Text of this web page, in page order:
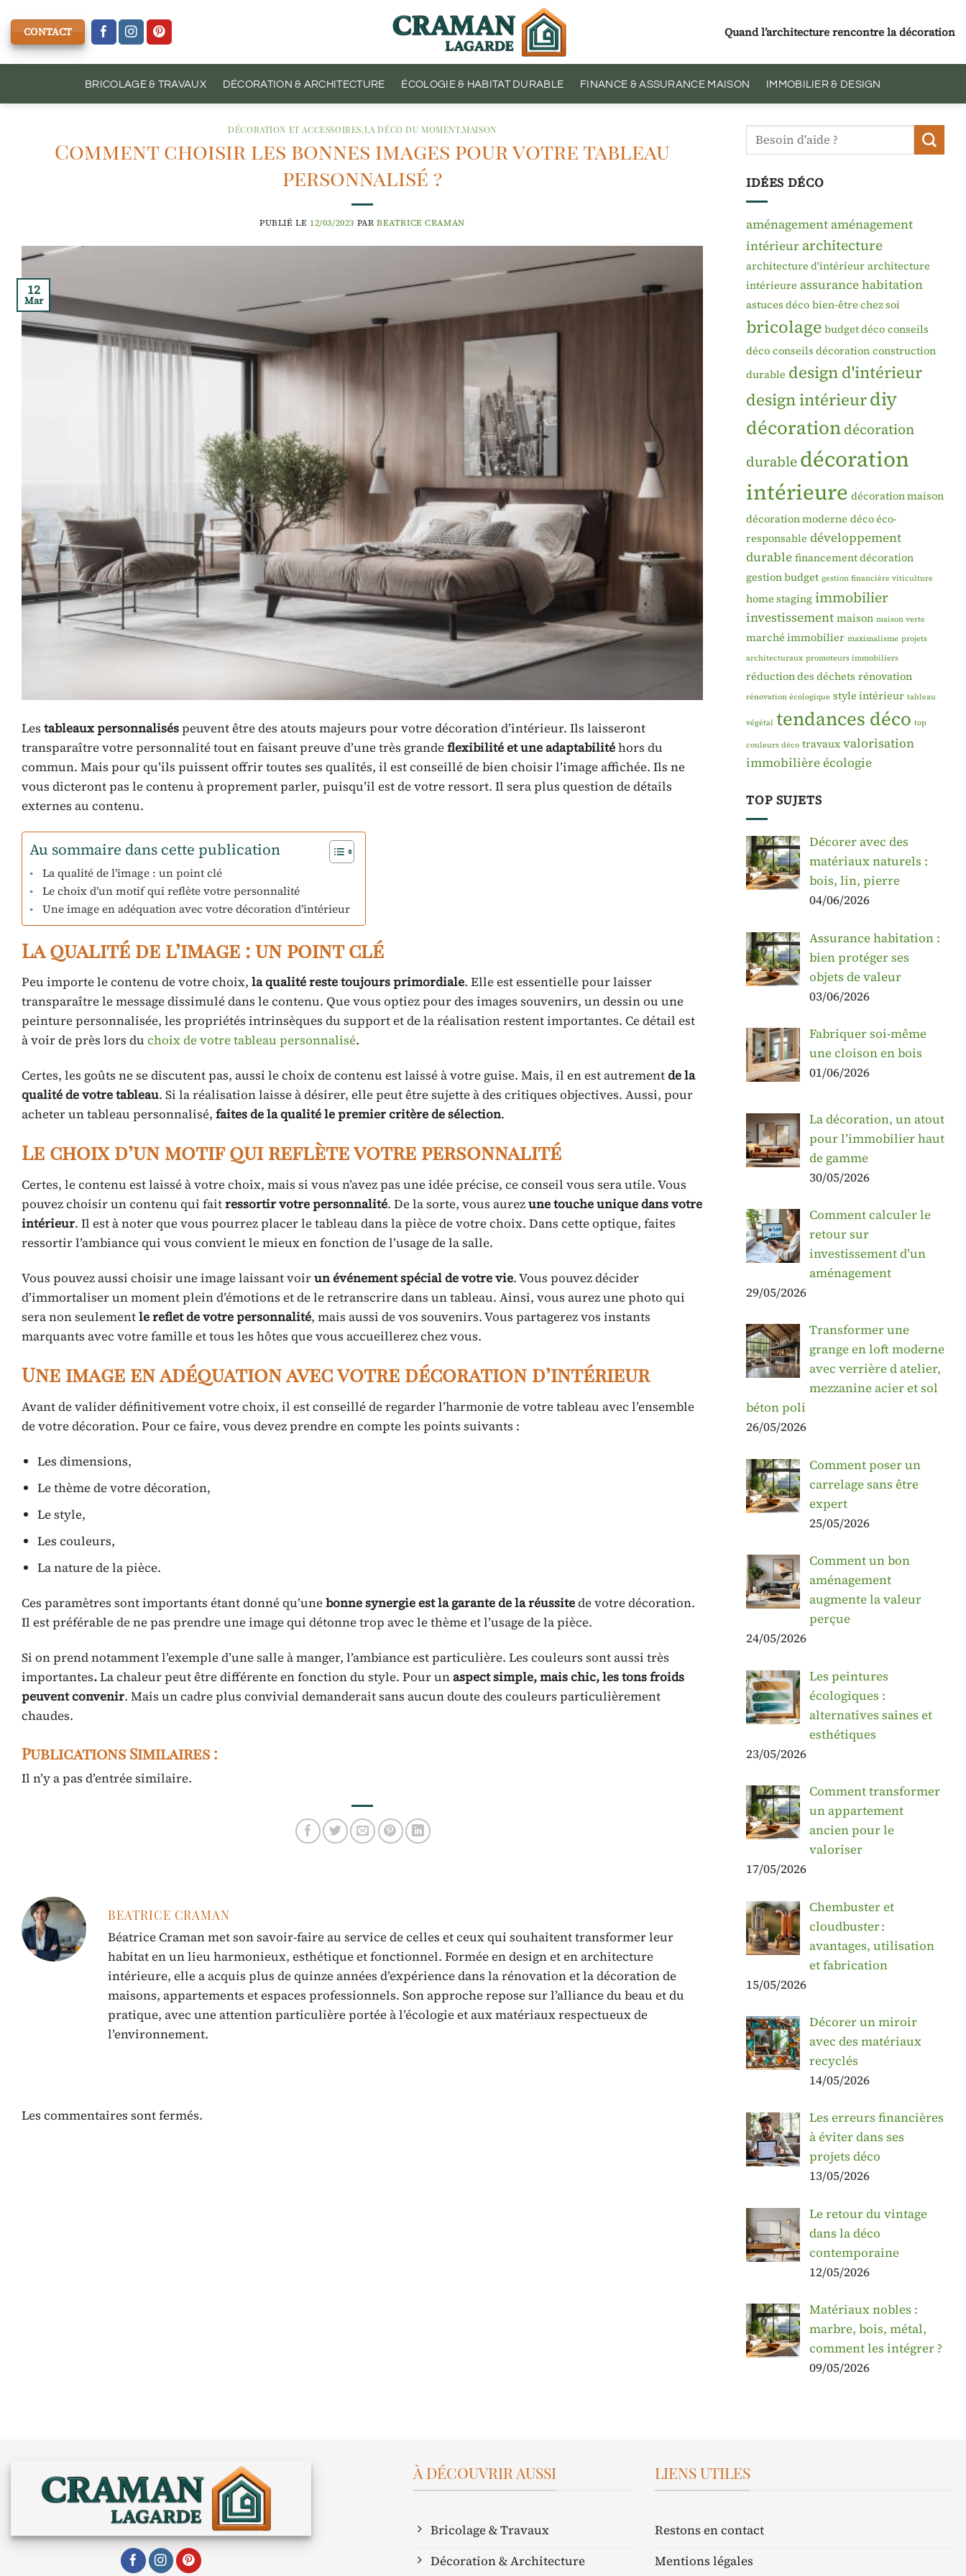
au
contenu
CONTACT Quand l’architecture rencontre la décoration
BRICOLAGE & TRAVAUX DÉCORATION & ARCHITECTURE ÉCOLOGIE & HABITAT DURABLE FINANCE & ASSURANCE MAISON IMMOBILIER & DESIGN
DÉCORATION ET ACCESSOIRES,LA DÉCO DU MOMENT,MAISON
Comment choisir les bonnes images pour votre tableau
personnalisé ?
PUBLIÉ LE 12/03/2023 PAR BEATRICE CRAMAN
12
Mar
Les tableaux personnaliséspeuvent être des atouts majeurs pour votre décoration d’intérieur. Ils laisseront
transparaître votre personnalité tout en faisant preuve d’une très grandeflexibilité et une adaptabilitéhors du
commun. Mais pour qu’ils puissent offrir toutes ses qualités, il est conseillé de bien choisir l’image affichée. Ils ne
vous dicteront pas le contenu à proprement parler, puisqu’il est de votre ressort. Il sera plus question de détails
externes au contenu.
Au sommaire dans cette publication
La qualité de l’image : un point clé
Le choix d’un motif qui reflète votre personnalité
Une image en adéquation avec votre décoration d’intérieur
La qualité de l’image : un point clé
Peu importe le contenu de votre choix, la qualité reste toujours primordiale. Elle est essentielle pour laisser
transparaître le message dissimulé dans le contenu. Que vous optiez pour des images souvenirs, un dessin ou une
peinture personnalisée, les propriétés intrinsèques du support et de la réalisation restent importantes. Ce détail est
à voir de près lors du choix de votre tableau personnalisé.
Certes, les goûts ne se discutent pas, aussi le choix de contenu est laissé à votre guise. Mais, il en est autrementde la
qualité de votre tableau. Si la réalisation laisse à désirer, elle peut être sujette à des critiques objectives. Aussi, pour
acheter un tableau personnalisé, faites de la qualité le premier critère de sélection.
Le choix d’un motif qui reflète votre personnalité
Certes, le contenu est laissé à votre choix, mais si vous n’avez pas une idée précise, ce conseil vous sera utile. Vous
pouvez choisir un contenu qui faitressortir votre personnalité. De la sorte, vous aurezune touche unique dans votre
intérieur. Il est à noter que vous pourrez placer le tableau dans la pièce de votre choix. Dans cette optique, faites
ressortir l’ambiance qui vous convient le mieux en fonction de l’usage de la salle.
Vous pouvez aussi choisir une image laissant voirun événement spécial de votre vie. Vous pouvez décider
d’immortaliser un moment plein d’émotions et de le retranscrire dans un tableau. Ainsi, vous aurez une photo qui
sera non seulementle reflet de votre personnalité, mais aussi de vos souvenirs. Vous partagerez vos instants
marquants avec votre famille et tous les hôtes que vous accueillerez chez vous.
Une image en adéquation avec votre décoration d’intérieur
Avant de valider définitivement votre choix, il est conseillé de regarder l’harmonie de votre tableau avec l’ensemble
de votre décoration. Pour ce faire, vous devez prendre en compte les points suivants :
Les dimensions,
Le thème de votre décoration,
Le style,
Les couleurs,
La nature de la pièce.
Ces paramètres sont importants étant donné qu’unebonne synergie est la garante de la réussitede votre décoration.
Il est préférable de ne pas prendre une image qui détonne trop avec le thème et l’usage de la pièce.
Si on prend notamment l’exemple d’une salle à manger, l’ambiance est particulière. Les couleurs sont aussi très
importantes.La chaleur peut être différente en fonction du style. Pour unaspect simple, mais chic, les tons froids
peuvent convenir. Mais un cadre plus convivial demanderait sans aucun doute des couleurs particulièrement
chaudes.
Publications Similaires :
Il n’y a pas d’entrée similaire.
BEATRICE CRAMAN
Béatrice Craman met son savoir-faire au service de celles et ceux qui souhaitent transformer leur
habitat en un lieu harmonieux, esthétique et fonctionnel. Formée en design et en architecture
intérieure, elle a acquis plus de quinze années d’expérience dans la rénovation et la décoration de
maisons, appartements et espaces professionnels. Son approche repose sur l’alliance du beau et du
pratique, avec une attention particulière portée à l’écologie et aux matériaux respectueux de
l’environnement.
Les commentaires sont fermés.
IDÉES DÉCO
aménagementaménagement
intérieur architecture
architecture d'intérieur architecture
intérieure assurance habitation
astuces déco bien-être chez soi
bricolage budget déco conseils
déco conseils décoration construction
durable design d'intérieur
design intérieurdiy
décorationdécoration
durabledécoration
intérieure décoration maison
décoration moderne déco éco-
responsable développement
durable financement décoration
gestion budget gestion financière viticulture
home staging immobilier
investissement maison maison verte
marché immobilier maximalisme projets
architecturaux promoteurs immobiliers
réduction des déchets rénovation
rénovation écologique style intérieur tableau
végétal tendances déco top
couleurs déco travaux valorisation
immobilièreécologie
TOP SUJETS
Décorer avec des
matériaux naturels :
bois, lin, pierre
04/06/2026
Assurance habitation :
bien protéger ses
objets de valeur
03/06/2026
Fabriquer soi-même
une cloison en bois
01/06/2026
La décoration, un atout
pour l’immobilier haut
de gamme
30/05/2026
Comment calculer le
retour sur
investissement d’un
aménagement
29/05/2026
Transformer une
grange en loft moderne
avec verrière d atelier,
mezzanine acier et sol
béton poli
26/05/2026
Comment poser un
carrelage sans être
expert
25/05/2026
Comment un bon
aménagement
augmente la valeur
perçue
24/05/2026
Les peintures
écologiques :
alternatives saines et
esthétiques
23/05/2026
Comment transformer
un appartement
ancien pour le
valoriser
17/05/2026
Chembuster et
cloudbuster :
avantages, utilisation
et fabrication
15/05/2026
Décorer un miroir
avec des matériaux
recyclés
14/05/2026
Les erreurs financières
à éviter dans ses
projets déco
13/05/2026
Le retour du vintage
dans la déco
contemporaine
12/05/2026
Matériaux nobles :
marbre, bois, métal,
comment les intégrer ?
09/05/2026
À DÉCOUVRIR AUSSI
Bricolage & Travaux
Décoration & Architecture
LIENS UTILES
Restons en contact
Mentions légales